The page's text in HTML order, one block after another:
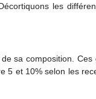
les
sa composition.
et 10% selon les